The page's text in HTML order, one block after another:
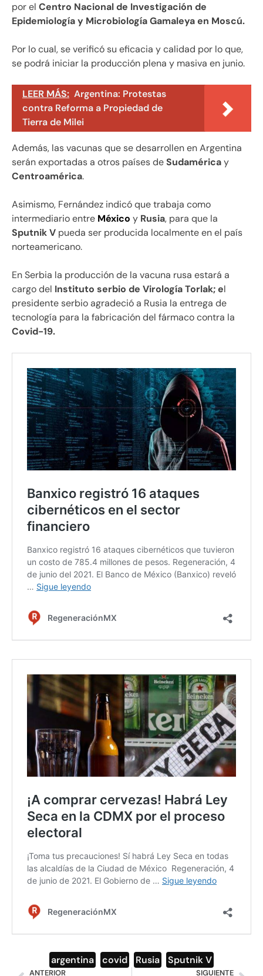
por el Centro Nacional de Investigación de
Epidemiología y Microbiología Gamaleya en Moscú.
Por lo cual, se verificó su eficacia y calidad por lo que,
se podrá iniciar la producción plena y masiva en junio.
LEER MÁS: Argentina: Protestas
contra Reforma a Propiedad de
Tierra de Milei
Además, las vacunas que se desarrollen en Argentina
serán exportadas a otros países deSudaméricay
Centroamérica.
Asimismo, Fernández indicó que trabaja como
intermediario entre México y Rusia, para que la
Sputnik V pueda ser producida localmente en el país
norteamericano.
En Serbia la producción de la vacuna rusa estará a
cargo del Instituto serbio de Virología Torlak; el
presidente serbio agradeció a Rusia la entrega de
tecnología para la fabricación del fármaco contra la
Covid-19.
argentina covid Rusia Sputnik V
ANTERIOR SIGUIENTE